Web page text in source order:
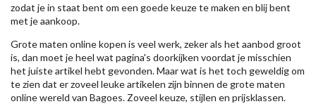
zodat je in staat bent om een goede keuze te maken en blij bent
met je aankoop.
Grote maten online kopen is veel werk, zeker als het aanbod groot
is, dan moet je heel wat pagina's doorkijken voordat je misschien
het juiste artikel hebt gevonden. Maar wat is het toch geweldig om
te zien dat er zoveel leuke artikelen zijn binnen de grote maten
online wereld van Bagoes. Zoveel keuze, stijlen en prijsklassen.